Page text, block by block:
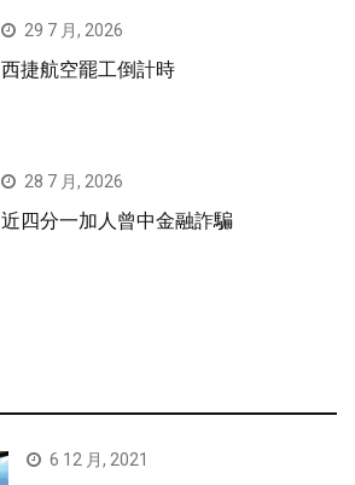
29 7 月, 2026
西捷航空罷工倒計時
28 7 月, 2026
近四分一加人曾中金融詐騙
6 12 月, 2021